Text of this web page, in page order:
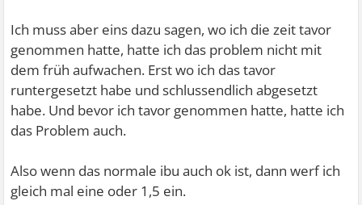
Ich muss aber eins dazu sagen, wo ich die zeit tavor
genommen hatte, hatte ich das problem nicht mit
dem früh aufwachen. Erst wo ich das tavor
runtergesetzt habe und schlussendlich abgesetzt
habe. Und bevor ich tavor genommen hatte, hatte ich
das Problem auch.
Also wenn das normale ibu auch ok ist, dann werf ich
gleich mal eine oder 1,5 ein.